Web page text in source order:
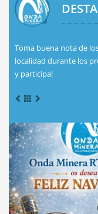
Toma buena nota de
localidad durante los
y participa!